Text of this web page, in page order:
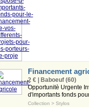
Financement
2 € | Baboeuf (60)
Opportunitè Urgente
d'importants fonds
Collection > Stylos